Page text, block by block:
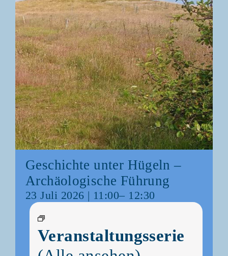
Geschich­te unter Hügeln –
Archäo­lo­gi­sche Führung
23 Juli 2026 | 11:00– 12:30
Veranstaltungsserie